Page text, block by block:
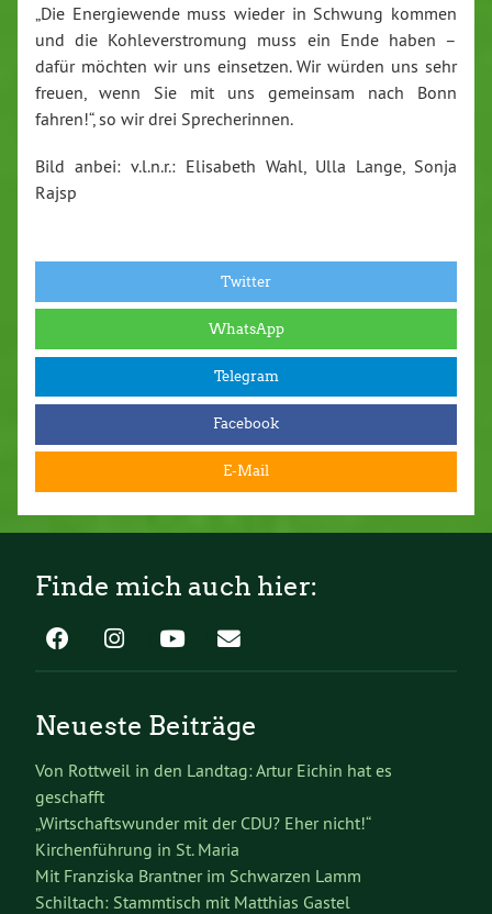
„Die Energiewende muss wieder in Schwung kommen
und die Kohleverstromung muss ein Ende haben –
dafür möchten wir uns einsetzen. Wir würden uns sehr
freuen, wenn Sie mit uns gemeinsam nach Bonn
fahren!“, so wir drei Sprecherinnen.
Bild anbei: v.l.n.r.: Elisabeth Wahl, Ulla Lange, Sonja
Rajsp
Twitter
WhatsApp
Telegram
Facebook
E-Mail
Finde mich auch hier:
Neueste Beiträge
Von Rottweil in den Landtag: Artur Eichin hat es
geschafft
„Wirtschaftswunder mit der CDU? Eher nicht!“
Kirchenführung in St. Maria
Mit Franziska Brantner im Schwarzen Lamm
Schiltach: Stammtisch mit Matthias Gastel